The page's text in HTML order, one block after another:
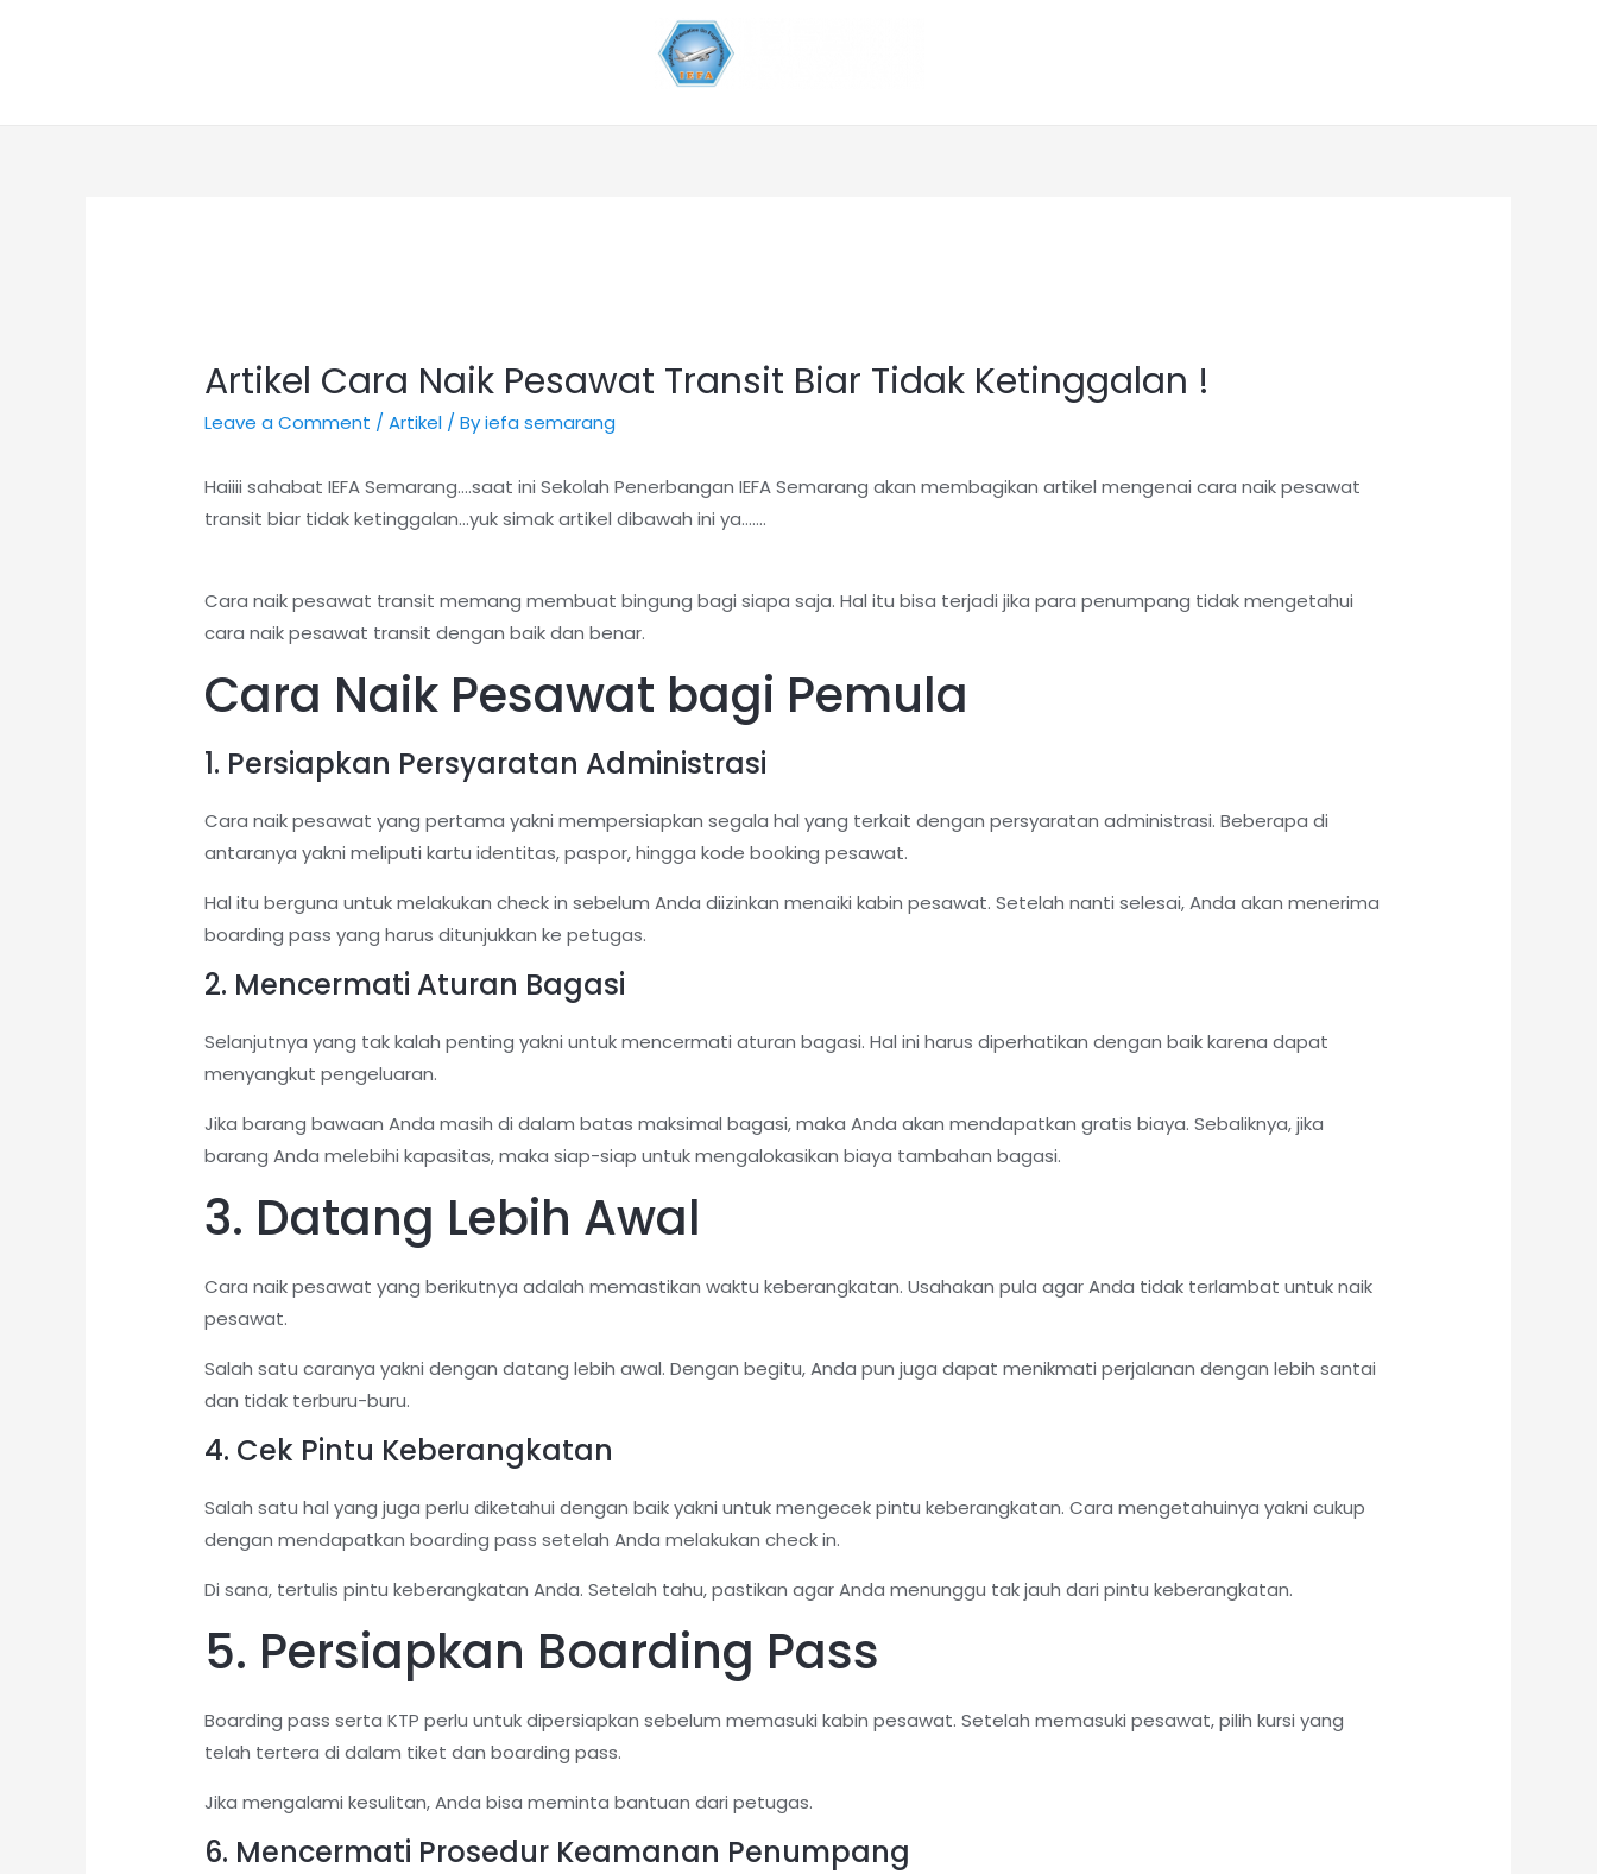
Artikel Cara Naik Pesawat Transit Biar Tidak Ketinggalan !
Leave a Comment /Artikel / Byiefa semarang
Haiiii sahabat IEFA Semarang….saat ini Sekolah Penerbangan IEFA Semarang akan membagikan artikel mengenai cara naik pesawat
transit biar tidak ketinggalan…yuk simak artikel dibawah ini ya…….
Cara naik pesawat transit memang membuat bingung bagi siapa saja. Hal itu bisa terjadi jika para penumpang tidak mengetahui
cara naik pesawat transit dengan baik dan benar.
Cara Naik Pesawat bagi Pemula
1. Persiapkan Persyaratan Administrasi
Cara naik pesawat yang pertama yakni mempersiapkan segala hal yang terkait dengan persyaratan administrasi. Beberapa di
antaranya yakni meliputi kartu identitas, paspor, hingga kode booking pesawat.
Hal itu berguna untuk melakukan check in sebelum Anda diizinkan menaiki kabin pesawat. Setelah nanti selesai, Anda akan menerima
boarding pass yang harus ditunjukkan ke petugas.
2. Mencermati Aturan Bagasi
Selanjutnya yang tak kalah penting yakni untuk mencermati aturan bagasi. Hal ini harus diperhatikan dengan baik karena dapat
menyangkut pengeluaran.
Jika barang bawaan Anda masih di dalam batas maksimal bagasi, maka Anda akan mendapatkan gratis biaya. Sebaliknya, jika
barang Anda melebihi kapasitas, maka siap-siap untuk mengalokasikan biaya tambahan bagasi.
3. Datang Lebih Awal
Cara naik pesawat yang berikutnya adalah memastikan waktu keberangkatan. Usahakan pula agar Anda tidak terlambat untuk naik
pesawat.
Salah satu caranya yakni dengan datang lebih awal. Dengan begitu, Anda pun juga dapat menikmati perjalanan dengan lebih santai
dan tidak terburu-buru.
4. Cek Pintu Keberangkatan
Salah satu hal yang juga perlu diketahui dengan baik yakni untuk mengecek pintu keberangkatan. Cara mengetahuinya yakni cukup
dengan mendapatkan boarding pass setelah Anda melakukan check in.
Di sana, tertulis pintu keberangkatan Anda. Setelah tahu, pastikan agar Anda menunggu tak jauh dari pintu keberangkatan.
5. Persiapkan Boarding Pass
Boarding pass serta KTP perlu untuk dipersiapkan sebelum memasuki kabin pesawat. Setelah memasuki pesawat, pilih kursi yang
telah tertera di dalam tiket dan boarding pass.
Jika mengalami kesulitan, Anda bisa meminta bantuan dari petugas.
6. Mencermati Prosedur Keamanan Penumpang